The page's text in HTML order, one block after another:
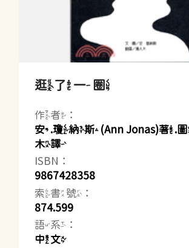
逛了一圈
作者：
安.瓊納斯(Ann Jonas)著.
木譯
ISBN：
9867428358
索書號：
874.599
語系：
中文